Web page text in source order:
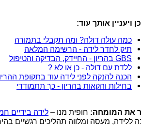
ויעניין אותך עוד:
כמה עולה דולה? ומה תקבלי בתמורה
תיק לחדר לידה - הרשימה המלאה
GBS בהריון - החיידק, הבדיקה והטיפול
ללדת עם דולה - כן או לא ?
הכנה להנקה לפני לידה עוד בתקופת
בחילות והקאות בהריון - כך תתמודדי
את המומחה: חופית מנו – לידה בידיים
ללידה, מעסה ומלווה תהליכים רגשיים